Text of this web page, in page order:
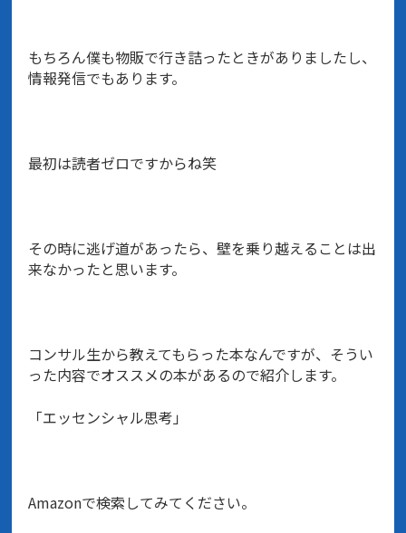
もちろん僕も物販で行き詰ったときがありましたし、
情報発信でもあります。
最初は読者ゼロですからね笑
その時に逃げ道があったら、壁を乗り越えることは出
来なかったと思います。
コンサル生から教えてもらった本なんですが、そうい
った内容でオススメの本があるので紹介します。
「エッセンシャル思考」
Amazonで検索してみてください。